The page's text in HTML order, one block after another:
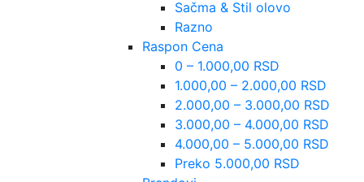
Sačma & Stil olovo
Razno
Raspon Cena
0 – 1.000,00 RSD
1.000,00 – 2.000,00 RSD
2.000,00 – 3.000,00 RSD
3.000,00 – 4.000,00 RSD
4.000,00 – 5.000,00 RSD
Preko 5.000,00 RSD